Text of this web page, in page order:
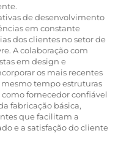
de desenvolvimento
em constante
dos clientes no setor de
A colaboração com
em design e
os mais recentes
tempo estruturas
fornecedor confiável
fabricação básica,
que facilitam a
e a satisfação do cliente